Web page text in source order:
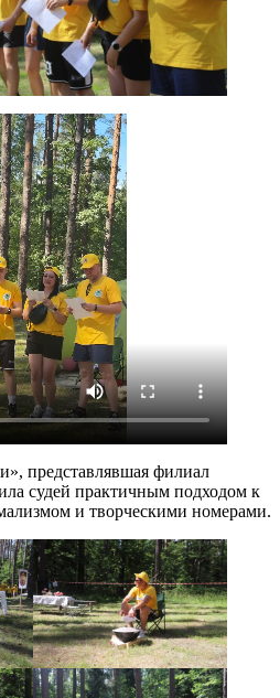
представлявшая филиал
судей практичным подходом к
и творческими номерами.